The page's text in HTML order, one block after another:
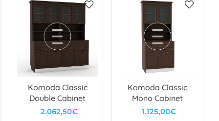
Komoda Classic
Double Cabinet
2.062,50€
Komoda Classic
Mono Cabinet
1.125,00€